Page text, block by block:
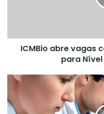
Fundamental
ICMBio abre vagas
para
Prefeitura
Rolim
de